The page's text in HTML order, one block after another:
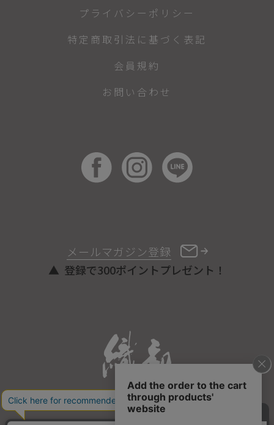
ONLINE STORE
メールマガジン登録
登録で300ポイントプレゼント！
プライバシーポリシー
特定商取引法に基づく表記
会員規約
お問い合わせ